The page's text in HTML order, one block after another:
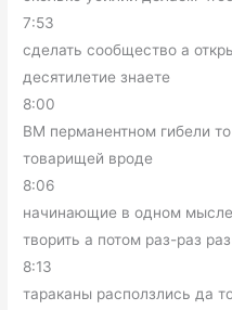
7:53
сделать сообщество а
десятилетие знаете
8:00
ВМ перманентном гибели
товарищей вроде
8:06
начинающие в одном мысле
творить а потом раз-раз
8:13
тараканы расползлись да